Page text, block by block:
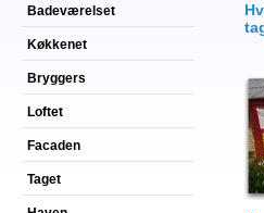
Badeværelset
Køkkenet
Bryggers
Loftet
Facaden
Taget